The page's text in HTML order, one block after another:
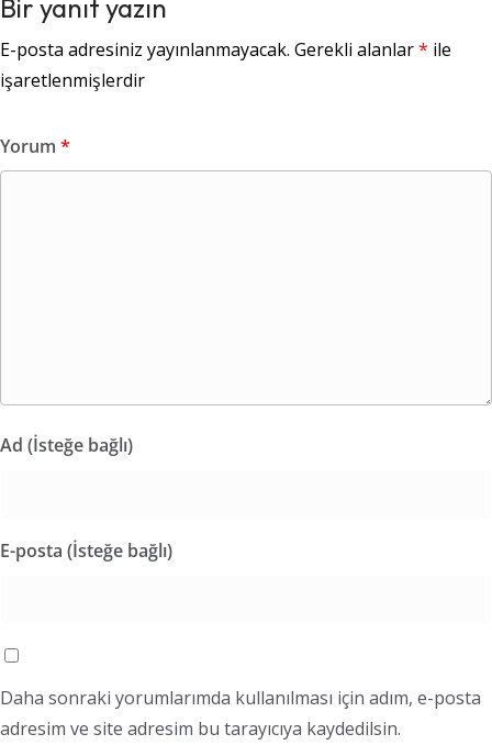
Bir yanıt yazın
E-posta adresiniz yayınlanmayacak. Gerekli alanlar* ile
işaretlenmişlerdir
Yorum *
Ad (İsteğe bağlı)
E-posta (İsteğe bağlı)
Daha sonraki yorumlarımda kullanılması için adım, e-posta
adresim ve site adresim bu tarayıcıya kaydedilsin.